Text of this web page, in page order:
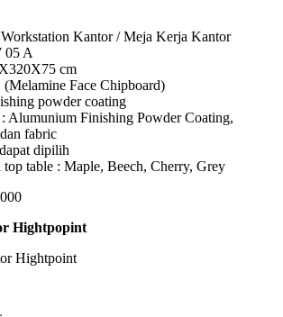
Kantor / Meja Kerja Kantor
05 A
cm
Face Chipboard)
powder coating
Alumunium Finishing Powder Coating,
fabric
dipilih
table : Maple, Beech, Cherry, Grey
Hightpopint